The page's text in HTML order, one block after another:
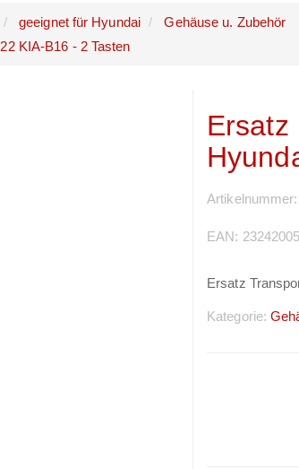
geeignet für Hyundai
Gehäuse u. Zubehör
KIA-B16 - 2 Tasten
Ersatz
Artikelnummer:
EAN: 23242005
Ersatz
Kategorie: